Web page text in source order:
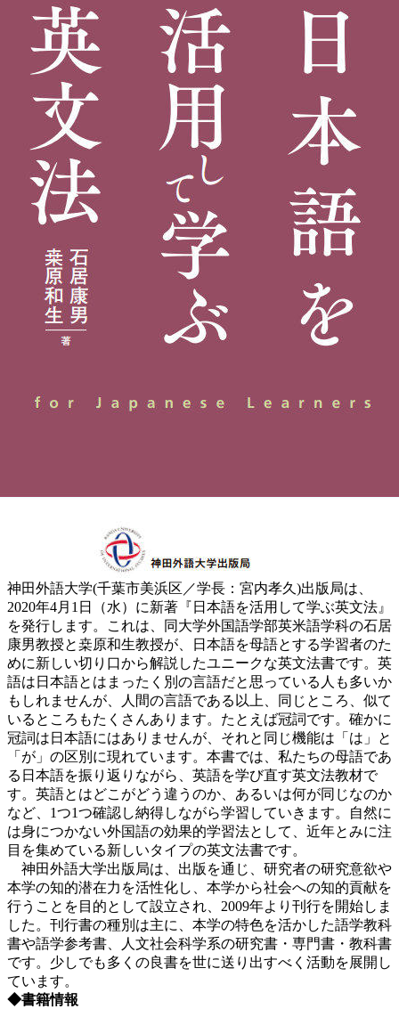
神田外語大学(千葉市美浜区／学長：宮内孝久)出版局は、
2020年4月1日（水）に新著『日本語を活用して学ぶ英文法』
を発行します。これは、同大学外国語学部英米語学科の石居
康男教授と桒原和生教授が、日本語を母語とする学習者のた
めに新しい切り口から解説したユニークな英文法書です。英
語は日本語とはまったく別の言語だと思っている人も多いか
もしれませんが、人間の言語である以上、同じところ、似て
いるところもたくさんあります。たとえば冠詞です。確かに
冠詞は日本語にはありませんが、それと同じ機能は「は」と
「が」の区別に現れています。本書では、私たちの母語であ
る日本語を振り返りながら、英語を学び直す英文法教材で
す。英語とはどこがどう違うのか、あるいは何が同じなのか
など、1つ1つ確認し納得しながら学習していきます。自然に
は身につかない外国語の効果的学習法として、近年とみに注
目を集めている新しいタイプの英文法書です。
神田外語大学出版局は、出版を通じ、研究者の研究意欲や
本学の知的潜在力を活性化し、本学から社会への知的貢献を
行うことを目的として設立され、2009年より刊行を開始しま
した。刊行書の種別は主に、本学の特色を活かした語学教科
書や語学参考書、人文社会科学系の研究書・専門書・教科書
です。少しでも多くの良書を世に送り出すべく活動を展開し
ています。
◆書籍情報